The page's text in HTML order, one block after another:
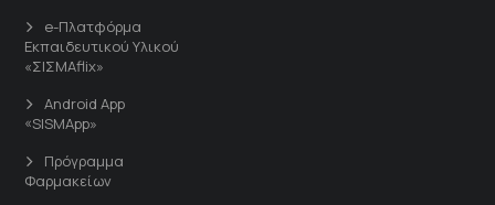
e-Πλατφόρμα
Εκπαιδευτικού Υλικού
«ΣΙΣΜΑflix»
Android App
«SISMApp»
Πρόγραμμα
Φαρμακείων